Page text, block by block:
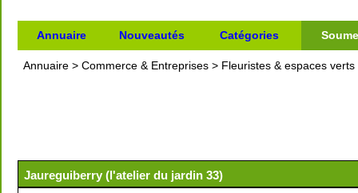
Annuaire Nouveautés Catégories
Annuaire > Commerce & Entreprises > Fleuristes & espaces
Jaureguiberry (l'atelier du jardin 33)